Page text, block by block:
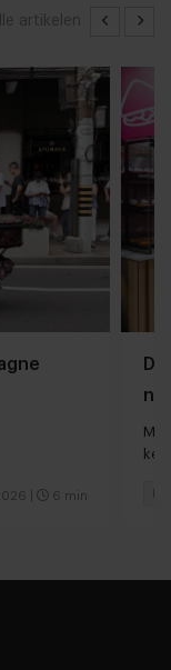
artikelen
6 min